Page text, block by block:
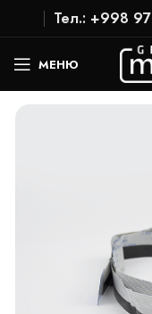
Тел.: +998 97
МЕНЮ